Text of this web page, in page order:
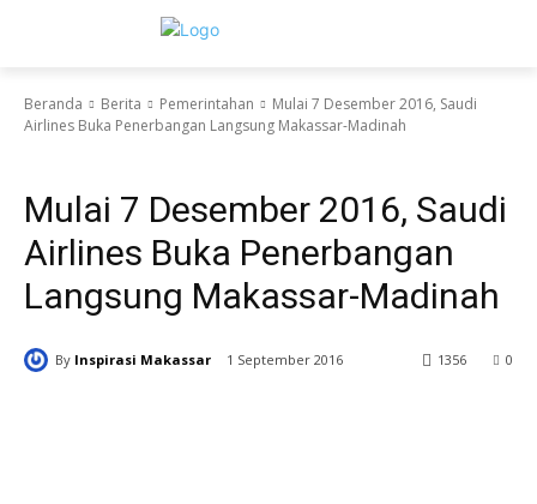
Beranda Berita Pemerintahan
Mulai 7 Desember 2016, Saudi
Airlines Buka Penerbangan Langsung Makassar-Madinah
Mulai 7 Desember 2016, Saudi
Airlines Buka Penerbangan
Langsung Makassar-Madinah
By Inspirasi Makassar 1 September 2016 0
1356